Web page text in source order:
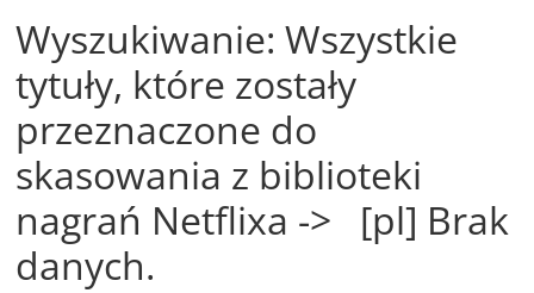
Wyszukiwanie: Wszystkie
tytuły, które zostały
przeznaczone do
skasowania z biblioteki
nagrań Netflixa -> [pl] Brak
danych.